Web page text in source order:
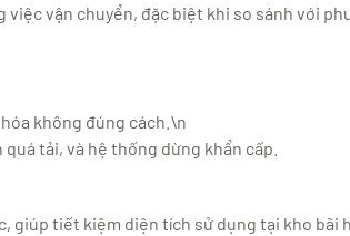
vận chuyển, đặc biệt khi so sánh với
không đúng cách.\n
tải, và hệ thống dừng khẩn cấp.
tiết kiệm diện tích sử dụng tại kho bãi